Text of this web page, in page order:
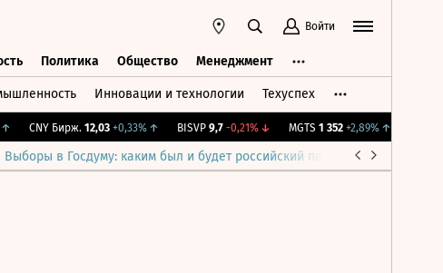
Войти
Политика Общество Менеджмент
Инновации и технологии Техуспех
CNY Бирж. 12,03 +0,33%↑ BISVP 9,7 -0,21%↓ MGTS 1 352 +2,89%↑
Выборы в Госдуму: каким был и будет российский парламент